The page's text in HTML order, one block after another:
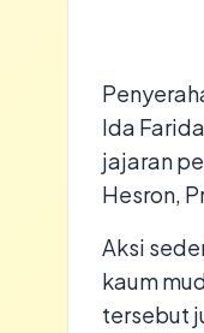
Ida
jajaran
Hesron,
​Aksi
kaum
tersebut